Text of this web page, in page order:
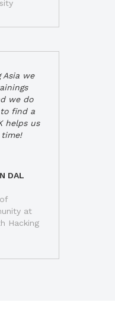
Asia we
we do
find a
helps us
time!
DAL
at
Hacking